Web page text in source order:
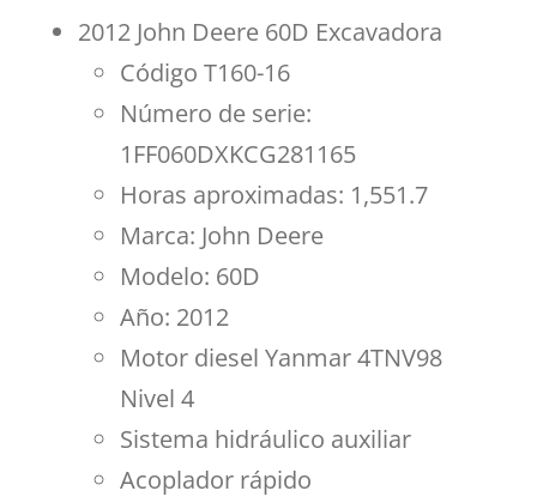
2012 John Deere 60D Excavadora
Código T160-16
Número de serie:
1FF060DXKCG281165
Horas aproximadas: 1,551.7
Marca: John Deere
Modelo: 60D
Año: 2012
Motor diesel Yanmar 4TNV98
Nivel 4
Sistema hidráulico auxiliar
Acoplador rápido